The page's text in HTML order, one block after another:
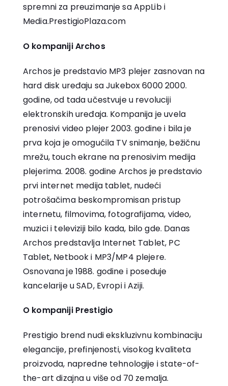
spremni za preuzimanje sa AppLib i
Media.PrestigioPlaza.com
O kompaniji Archos
Archos je predstavio MP3 plejer zasnovan na
hard disk uređaju sa Jukebox 6000 2000.
godine, od tada učestvuje u revoluciji
elektronskih uređaja. Kompanija je uvela
prenosivi video plejer 2003. godine i bila je
prva koja je omogućila TV snimanje, bežičnu
mrežu, touch ekrane na prenosivim medija
plejerima. 2008. godine Archos je predstavio
prvi internet medija tablet, nudeći
potrošačima beskompromisan pristup
internetu, filmovima, fotografijama, video,
muzici i televiziji bilo kada, bilo gde. Danas
Archos predstavlja Internet Tablet, PC
Tablet, Netbook i MP3/MP4 plejere.
Osnovana je 1988. godine i poseduje
kancelarije u SAD, Evropi i Aziji.
O kompaniji Prestigio
Prestigio brend nudi ekskluzivnu kombinaciju
elegancije, prefinjenosti, visokog kvaliteta
proizvoda, napredne tehnologije i state-of-
the-art dizajna u više od 70 zemalja.